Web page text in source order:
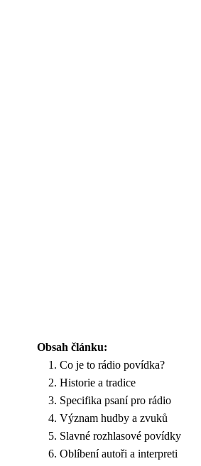
Obsah článku:
Co je to rádio povídka?
Historie a tradice
Specifika psaní pro rádio
Význam hudby a zvuků
Slavné rozhlasové povídky
Oblíbení autoři a interpreti